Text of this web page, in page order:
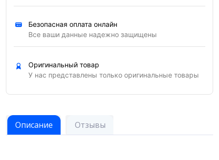
Безопасная оплата онлайн
Все ваши данные надежно защищены
Оригинальный товар
У нас представлены только оригинальные товары
Описание Отзывы